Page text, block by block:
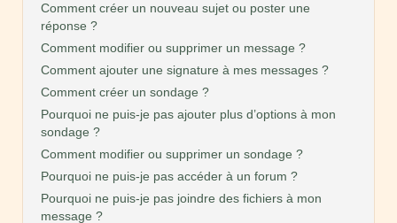
Comment créer un nouveau sujet ou poster une
réponse ?
Comment modifier ou supprimer un message ?
Comment ajouter une signature à mes messages ?
Comment créer un sondage ?
Pourquoi ne puis-je pas ajouter plus d’options à mon
sondage ?
Comment modifier ou supprimer un sondage ?
Pourquoi ne puis-je pas accéder à un forum ?
Pourquoi ne puis-je pas joindre des fichiers à mon
message ?